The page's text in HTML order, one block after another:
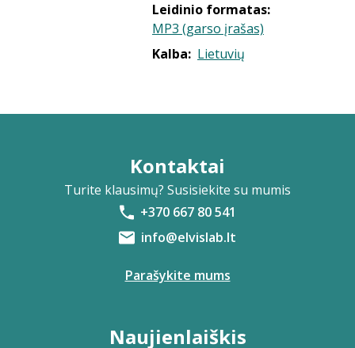
Leidinio formatas:
MP3 (garso įrašas)
Kalba: Lietuvių
Kontaktai
Turite klausimų? Susisiekite su mumis
+370 667 80 541
info@elvislab.lt
Parašykite mums
Naujienlaiškis